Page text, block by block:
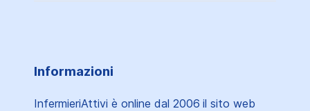
Informazioni
InfermieriAttivi è online dal 2006 il sito web